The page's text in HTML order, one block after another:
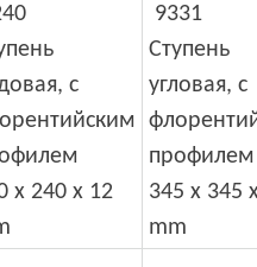
с
x 240 x 12
9331
Ступень
угловая, с
профилем
345 x 345
mm